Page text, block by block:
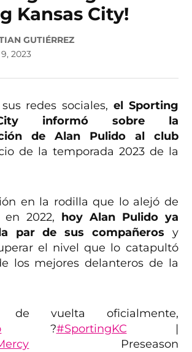
Kansas City!
GUTIÉRREZ
2023
redes sociales, el Sporting
informó sobre la
de Alan Pulido al club
de la temporada 2023 de la
en la rodilla que lo alejó de
en 2022, hoy Alan Pulido ya
par de sus compañeros y
el nivel que lo catapultó
los mejores delanteros de la
de vuelta oficialmente,
?#SportingKC |
Preseason